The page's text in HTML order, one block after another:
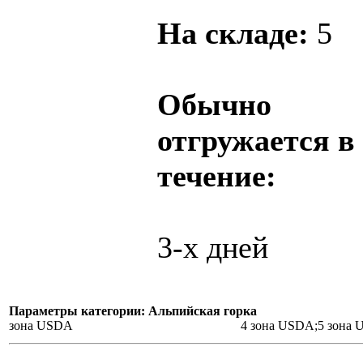
На складе: 5
Обычно
отгружается в
течение:
3-х дней
Параметры категории: Альпийская горка
зона USDA
4 зона USDA;5 зона